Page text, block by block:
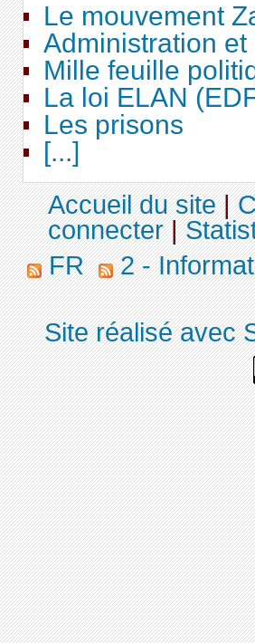
Le mouvement
Administration
Mille feuille
La loi ELAN
Les prisons
[...]
Accueil du site|
connecter|
FR
2 -
Site réalisé avec